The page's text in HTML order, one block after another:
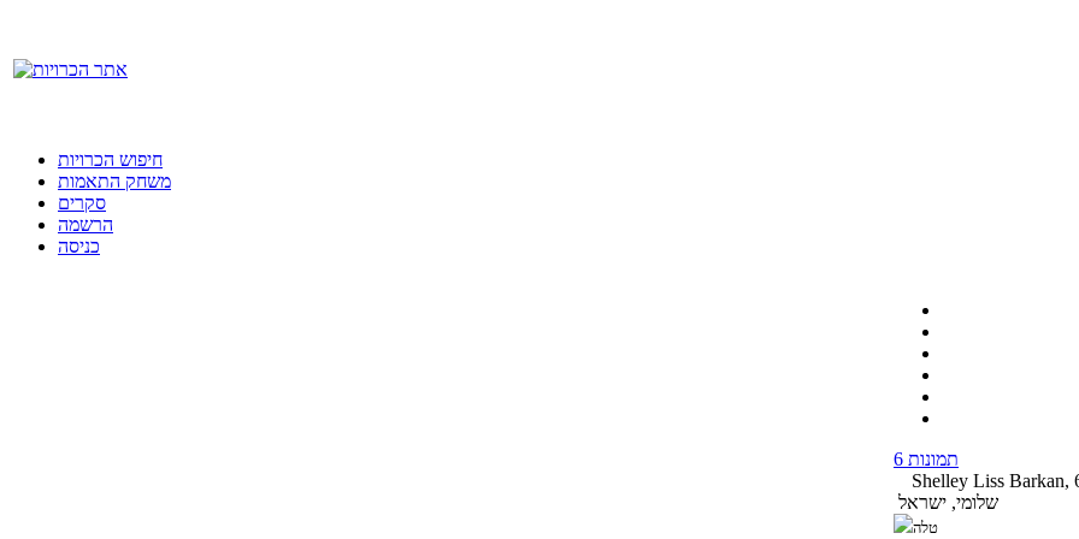
חיפוש הכרויות
משחק התאמות
סקרים
הרשמה
כניסה
6 תמונות
Shelley Liss Barkan,
שלומי, ישראל
טלה